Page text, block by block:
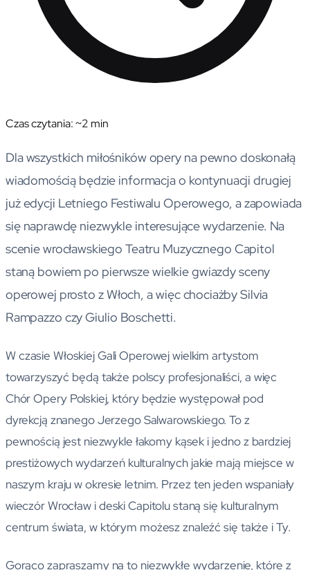
Czas czytania: ~2 min
Dla wszystkich miłośników opery na pewno doskonałą
wiadomością będzie informacja o kontynuacji drugiej
już edycji Letniego Festiwalu Operowego, a zapowiada
się naprawdę niezwykle interesujące wydarzenie. Na
scenie wrocławskiego Teatru Muzycznego Capitol
staną bowiem po pierwsze wielkie gwiazdy sceny
operowej prosto z Włoch, a więc chociażby Silvia
Rampazzo czy Giulio Boschetti.
W czasie Włoskiej Gali Operowej wielkim artystom
towarzyszyć będą także polscy profesjonaliści, a więc
Chór Opery Polskiej, który będzie występował pod
dyrekcją znanego Jerzego Salwarowskiego. To z
pewnością jest niezwykle łakomy kąsek i jedno z bardziej
prestiżowych wydarzeń kulturalnych jakie mają miejsce w
naszym kraju w okresie letnim. Przez ten jeden wspaniały
wieczór Wrocław i deski Capitolu staną się kulturalnym
centrum świata, w którym możesz znaleźć się także i Ty.
Gorąco zapraszamy na to niezwykłe wydarzenie, które z